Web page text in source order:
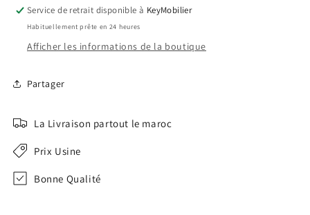
Sans
caisson
A0309
Sans
caisson
A0309
Service de retrait disponible à KeyMobilier
Habituellement prête en 24 heures
Afficher les informations de la boutique
Partager
La Livraison partout le maroc
Prix Usine
Bonne Qualité